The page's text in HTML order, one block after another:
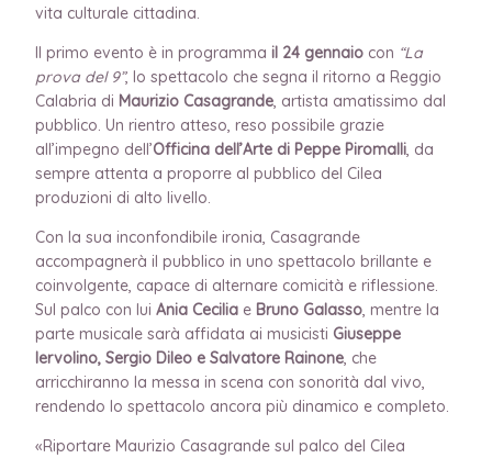
vita culturale cittadina.
Il primo evento è in programma il 24 gennaio con “La
prova del 9”, lo spettacolo che segna il ritorno a Reggio
Calabria di Maurizio Casagrande, artista amatissimo dal
pubblico. Un rientro atteso, reso possibile grazie
all’impegno dell’Officina dell’Arte di Peppe Piromalli, da
sempre attenta a proporre al pubblico del Cilea
produzioni di alto livello.
Con la sua inconfondibile ironia, Casagrande
accompagnerà il pubblico in uno spettacolo brillante e
coinvolgente, capace di alternare comicità e riflessione.
Sul palco con lui Ania Cecilia e Bruno Galasso, mentre la
parte musicale sarà affidata ai musicisti Giuseppe
Iervolino, Sergio Dileo e Salvatore Rainone, che
arricchiranno la messa in scena con sonorità dal vivo,
rendendo lo spettacolo ancora più dinamico e completo.
«Riportare Maurizio Casagrande sul palco del Cilea